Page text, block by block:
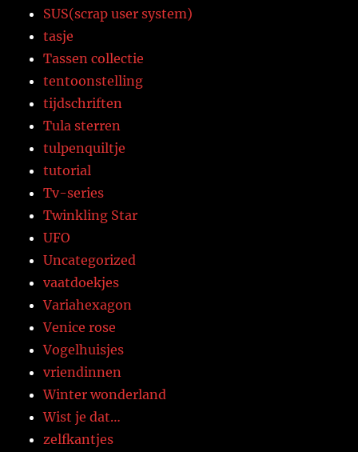
SUS(scrap user system)
tasje
Tassen collectie
tentoonstelling
tijdschriften
Tula sterren
tulpenquiltje
tutorial
Tv-series
Twinkling Star
UFO
Uncategorized
vaatdoekjes
Variahexagon
Venice rose
Vogelhuisjes
vriendinnen
Winter wonderland
Wist je dat…
zelfkantjes